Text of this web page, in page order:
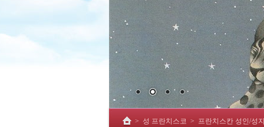
> 성 프란치스코 > 프란치스칸 성인/성